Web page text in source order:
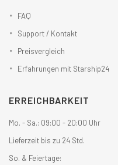
FAQ
Support / Kontakt
Preisvergleich
Erfahrungen mit Starship24
ERREICHBARKEIT
Mo. - Sa.: 09:00 - 20:00 Uhr
Lieferzeit bis zu 24 Std.
So. & Feiertage: